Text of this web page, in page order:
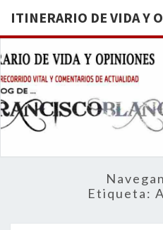
ITINERARIO DE VIDA Y
Etiqueta: